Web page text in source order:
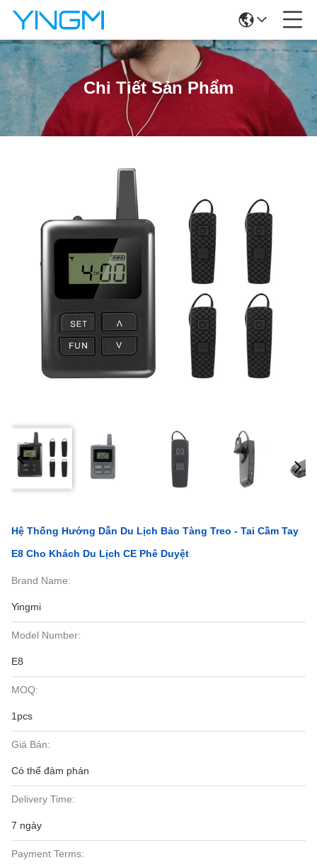
Chi Tiết Sản Phẩm
Hệ Thống Hướng Dẫn Du Lịch Bảo Tàng Treo - Tai Cầm Tay
E8 Cho Khách Du Lịch CE Phê Duyệt
Brand Name:
Yingmi
Model Number:
E8
MOQ:
1pcs
Giá Bán:
Có thể đàm phán
Delivery Time:
7 ngày
Payment Terms: